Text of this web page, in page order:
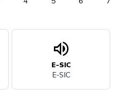
volume_up
E-SIC
E-SIC